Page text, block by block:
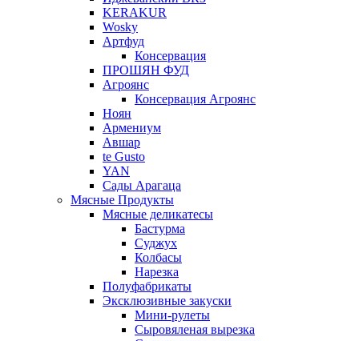
KERAKUR
Wosky
Артфуд
Консервация
ПРОШЯН ФУД
Агроянс
Консервация Агроянс
Ноян
Армениум
Авшар
te Gusto
YAN
Сады Арагаца
Мясные Продукты
Мясные деликатесы
Бастурма
Суджух
Колбасы
Нарезка
Полуфабрикаты
Эксклюзивные закуски
Мини-рулеты
Сыровяленая вырезка